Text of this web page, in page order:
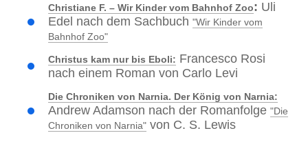
Christiane F. – Wir Kinder vom Bahnhof Zoo: Uli
Edel nach dem Sachbuch "Wir Kinder vom
Bahnhof Zoo"
Christus kam nur bis Eboli: Francesco Rosi
nach einem Roman von Carlo Levi
Die Chroniken von Narnia. Der König von Narnia:
Andrew Adamson nach der Romanfolge "Die
Chroniken von Narnia" von C. S. Lewis